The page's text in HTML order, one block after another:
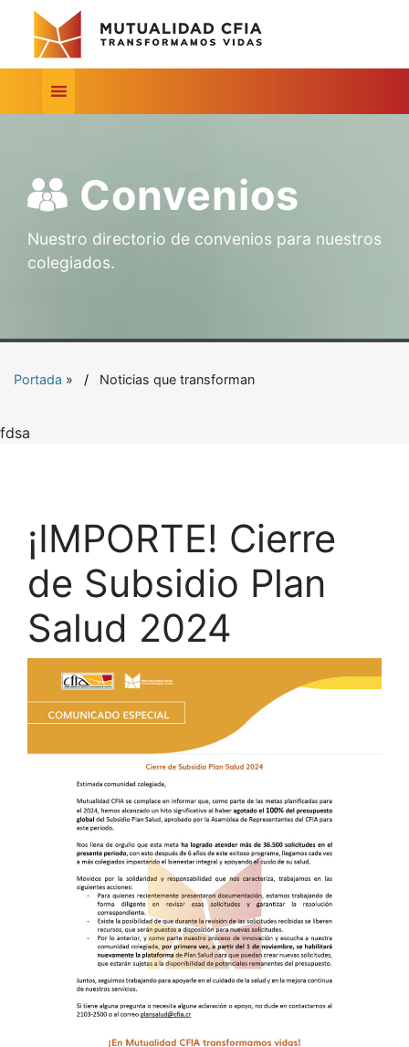
Convenios
Nuestro directorio de convenios para nuestros
colegiados.
Portada » Noticias que transforman
fdsa
¡IMPORTE! Cierre
de Subsidio Plan
Salud 2024